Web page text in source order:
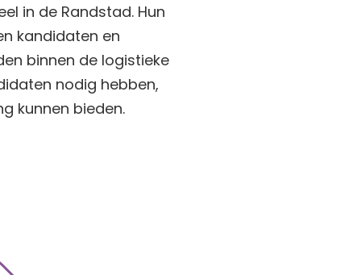
in de Randstad. Hun
kandidaten en
binnen de logistieke
nodig hebben,
kunnen bieden.